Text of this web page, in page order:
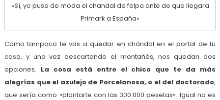
«Sí, yo puse de moda el chandal de felpa ante de que llegara
Primark a España»
Como tampoco te vas a quedar en chándal en el portal de tu
casa, y una vez descartando el montañés, nos quedan dos
opciones. La cosa está entre el chico que te da más
alegrías que el azulejo de Porcelanosa, o el del doctorado,
que sería como «plantarte con las 300.000 pesetas». Igual no es